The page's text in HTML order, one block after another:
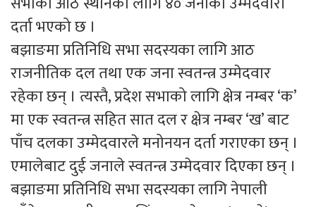
दर्ता भएको छ ।
बझाङमा प्रतिनिधि सभा सदस्यका लागि आठ
राजनीतिक दल तथा एक जना स्वतन्त्र उम्मेदवार
रहेका छन् । त्यस्तै, प्रदेश सभाको लागि क्षेत्र नम्बर ‘क’
मा एक स्वतन्त्र सहित सात दल र क्षेत्र नम्बर ‘ख’ बाट
पाँच दलका उम्मेदवारले मनोनयन दर्ता गराएका छन् ।
एमालेबाट दुई जनाले स्वतन्त्र उम्मेदवार दिएका छन् ।
बझाङमा प्रतिनिधि सभा सदस्यका लागि नेपाली